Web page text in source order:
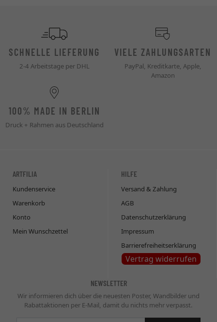
SCHNELLE LIEFERUNG
2-4 Arbeitstage per DHL
VIELE ZAHLUNGSARTEN
PayPal, Kreditkarte, Apple,
Amazon
100% MADE IN BERLIN
Druck + Rahmen aus Deutschland
ARTFILIA
Kundenservice
Warenkorb
Konto
Mein Wunschzettel
HILFE
Versand & Zahlung
AGB
Datenschutzerklärung
Impressum
Barrierefreiheitserklärung
Vertrag widerrufen
NEWSLETTER
Wir informieren dich über die neuesten Poster, Wandbilder und
Rabattaktionen per E-Mail, damit du nichts mehr verpasst.